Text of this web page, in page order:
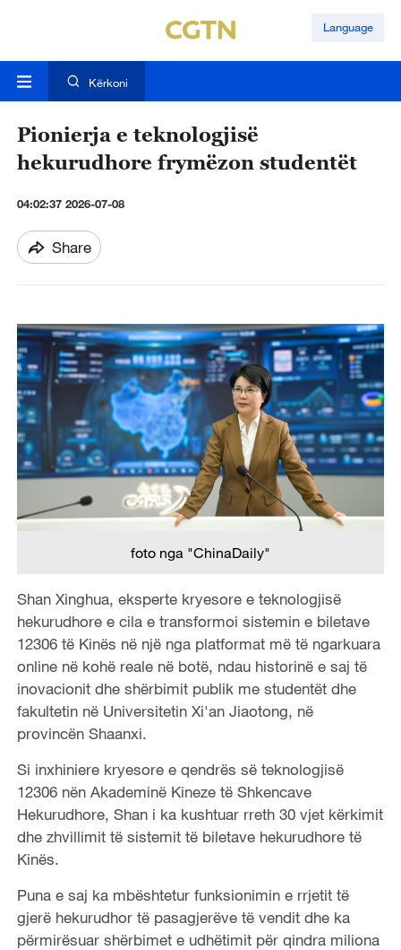
Language
Kërkoni
Pionierja e teknologjisë
hekurudhore frymëzon studentët
04:02:37 2026-07-08
Share
foto nga "ChinaDaily"
Shan Xinghua, eksperte kryesore e teknologjisë
hekurudhore e cila e transformoi sistemin e biletave
12306 të Kinës në një nga platformat më të ngarkuara
online në kohë reale në botë, ndau historinë e saj të
inovacionit dhe shërbimit publik me studentët dhe
fakultetin në Universitetin Xi'an Jiaotong, në
provincën Shaanxi.
Si inxhiniere kryesore e qendrës së teknologjisë
12306 nën Akademinë Kineze të Shkencave
Hekurudhore, Shan i ka kushtuar rreth 30 vjet kërkimit
dhe zhvillimit të sistemit të biletave hekurudhore të
Kinës.
Puna e saj ka mbështetur funksionimin e rrjetit të
gjerë hekurudhor të pasagjerëve të vendit dhe ka
përmirësuar shërbimet e udhëtimit për qindra miliona